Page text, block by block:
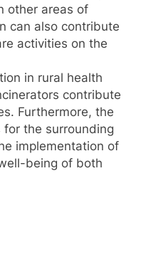
other areas of
can also contribute
activities on the
in rural health
contribute
Furthermore, the
the surrounding
implementation of
being of both